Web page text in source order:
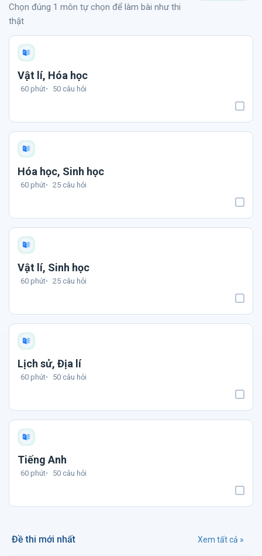
Chọn đúng 1 môn tự chọn để làm bài như thi
thật
Vật lí, Hóa học
60 phút 50 câu hỏi
Hóa học, Sinh học
60 phút 25 câu hỏi
Vật lí, Sinh học
60 phút 25 câu hỏi
Lịch sử, Địa lí
60 phút 50 câu hỏi
Tiếng Anh
60 phút 50 câu hỏi
Đề thi mới nhất Xem tất cả »